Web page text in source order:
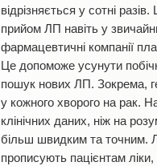
відрізняється у сотні
прийом ЛП навіть у
фармацевтичні компанії
Це допоможе усунути
пошук нових ЛП. Зокрема,
у кожного хворого на рак.
клінічних даних, ніж на
більш швидким та точним.
прописують пацієнтам